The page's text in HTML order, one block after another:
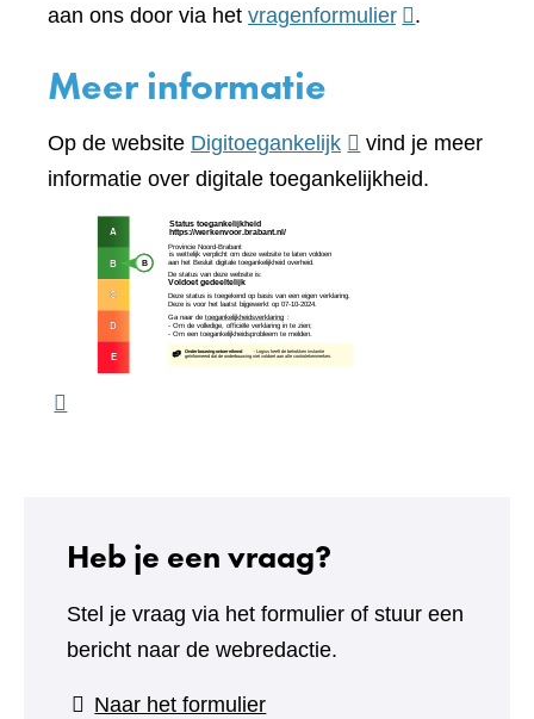
aan ons door via het vragenformulier(verwijst
website)
.
Meer informatie
Op de website Digitoegankelijk(verwijst
naar
vind je meer
informatie over digitale toegankelijkheid.
Heb je een vraag?
Stel je vraag via het formulier of stuur een
bericht naar de webredactie.
Naar het formulier(verwijst